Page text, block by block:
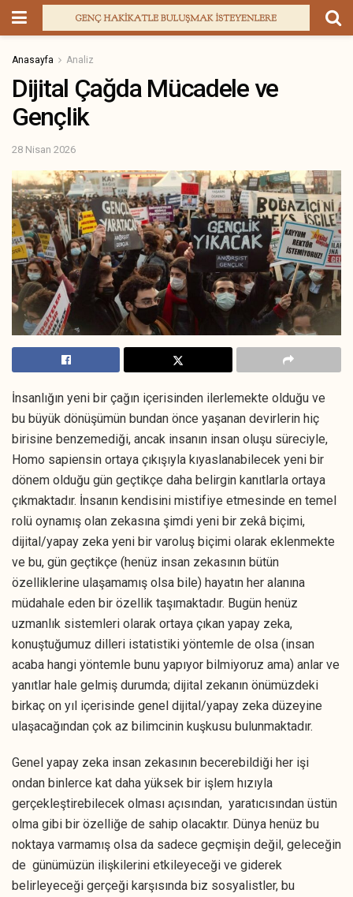
Anasayfa Analiz
Dijital Çağda Mücadele ve
Gençlik
28 Nisan 2026
İnsanlığın yeni bir çağın içerisinden ilerlemekte olduğu ve
bu büyük dönüşümün bundan önce yaşanan devirlerin hiç
birisine benzemediği, ancak insanın insan oluşu süreciyle,
Homo sapiensin ortaya çıkışıyla kıyaslanabilecek yeni bir
dönem olduğu gün geçtikçe daha belirgin kanıtlarla ortaya
çıkmaktadır. İnsanın kendisini mistifiye etmesinde en temel
rolü oynamış olan zekasına şimdi yeni bir zekâ biçimi,
dijital/yapay zeka yeni bir varoluş biçimi olarak eklenmekte
ve bu, gün geçtikçe (henüz insan zekasının bütün
özelliklerine ulaşamamış olsa bile) hayatın her alanına
müdahale eden bir özellik taşımaktadır. Bugün henüz
uzmanlık sistemleri olarak ortaya çıkan yapay zeka,
konuştuğumuz dilleri istatistiki yöntemle de olsa (insan
acaba hangi yöntemle bunu yapıyor bilmiyoruz ama) anlar ve
yanıtlar hale gelmiş durumda; dijital zekanın önümüzdeki
birkaç on yıl içerisinde genel dijital/yapay zeka düzeyine
ulaşacağından çok az bilimcinin kuşkusu bulunmaktadır.
Genel yapay zeka insan zekasının becerebildiği her işi
ondan binlerce kat daha yüksek bir işlem hızıyla
gerçekleştirebilecek olması açısından, yaratıcısından üstün
olma gibi bir özelliğe de sahip olacaktır. Dünya henüz bu
noktaya varmamış olsa da sadece geçmişin değil, geleceğin
de günümüzün ilişkilerini etkileyeceği ve giderek
belirleyeceği gerçeği karşısında biz sosyalistler, bu